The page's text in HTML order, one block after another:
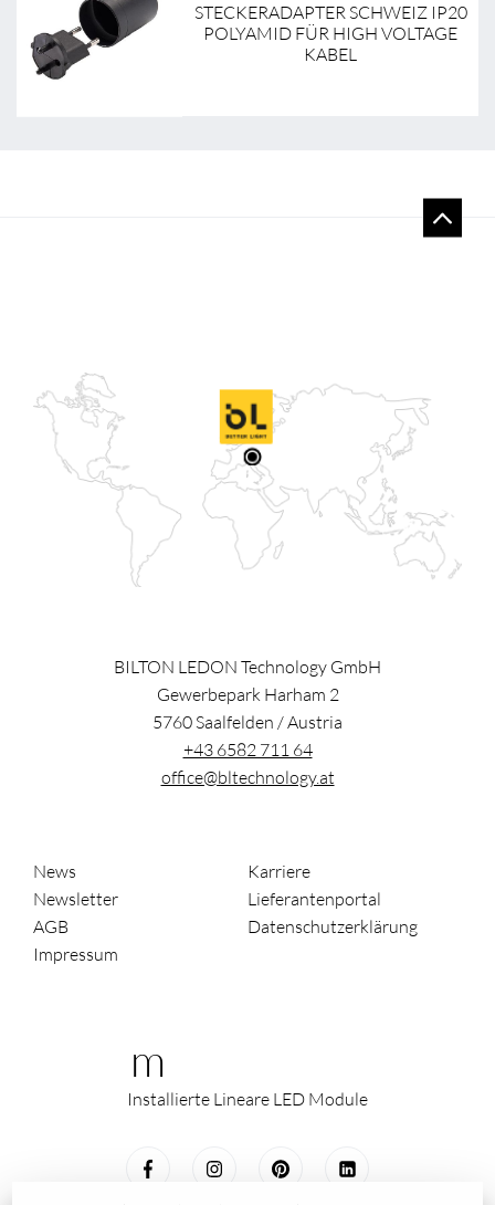
STECKERADAPTER SCHWEIZ IP20
POLYAMID FÜR HIGH VOLTAGE
KABEL
BILTON LEDON Technology GmbH
Gewerbepark Harham 2
5760Saalfelden /Austria
+43 6582 711 64
office@bltechnology.at
News
Karriere
Newsletter
Lieferantenportal
AGB
Datenschutzerklärung
Impressum
m
Installierte Lineare LED Module